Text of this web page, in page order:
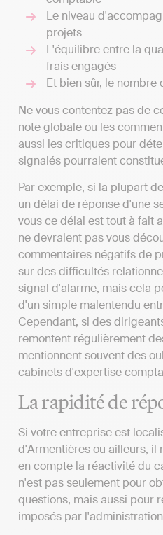
Le niveau
projets
L'équilibre entre la
frais engagés
Et bien sûr, le
Ne vous contentez pas de
note globale ou les
aussi les critiques pour
signalés pourraient
Par exemple, si la plupart
un délai de réponse d'une
vous ce délai est tout à fait
ne devraient pas vous
commentaires négatifs de
sur des difficultés
signal d'alarme, mais cela
d'un simple malentendu
Cependant, si des
remontent régulièrement
mentionnent souvent des
cabinets d'expertise
La rapidité de
Si votre entreprise est
d'Armentières ou ailleurs, il
en compte la réactivité du
n'est pas seulement pour
questions, mais aussi pour
imposés par